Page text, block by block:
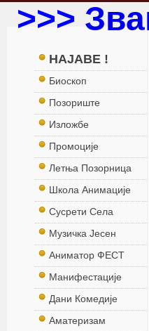
>>>
НАЈАВЕ !
Биоскоп
Позориште
Изложбе
Промоције
Летња Позорница
Школа Анимације
Сусрети Села
Музичка Јесен
Аниматор ФЕСТ
Манифестације
Дани Комедије
Аматеризам